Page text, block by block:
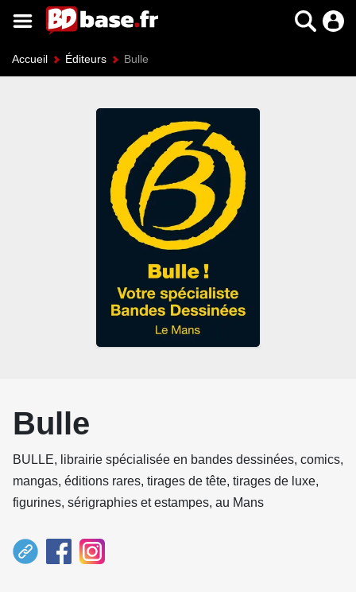
Accueil Éditeurs Bulle
Bulle
BULLE, librairie spécialisée en bandes dessinées, comics,
mangas, éditions rares, tirages de tête, tirages de luxe,
figurines, sérigraphies et estampes, au Mans